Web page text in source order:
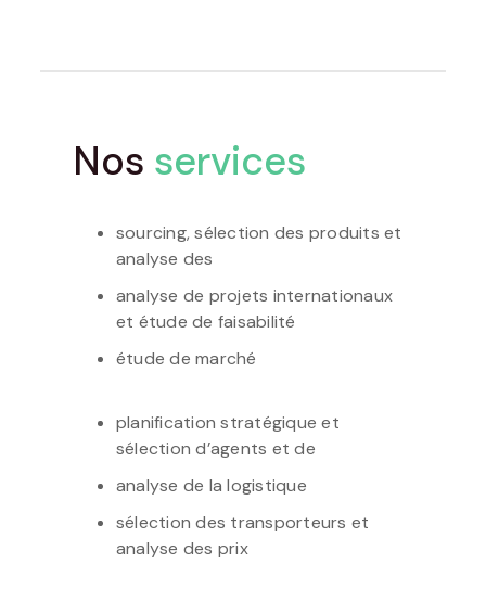
Nos services
sourcing, sélection des produits et
analyse des
analyse de projets internationaux
et étude de faisabilité
étude de marché
planification stratégique et
sélection d’agents et de
analyse de la logistique
sélection des transporteurs et
analyse des prix